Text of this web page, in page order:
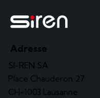
Adresse
SI-REN SA
Place Chauderon 27
CH-1003 Lausanne